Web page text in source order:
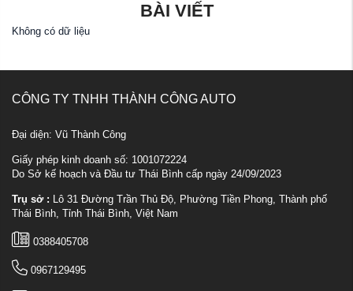
BÀI VIẾT
Không có dữ liệu
CÔNG TY TNHH THÀNH CÔNG AUTO
Đại diện: Vũ Thành Công
Giấy phép kinh doanh số: 1001072224
Do Sở kế hoạch và Đầu tư Thái Bình cấp ngày 24/09/2023
Trụ sở : Lô 31 Đường Trần Thủ Độ, Phường Tiền Phong, Thành phố
Thái Bình, Tỉnh Thái Bình, Việt Nam
0388405708
0967129495